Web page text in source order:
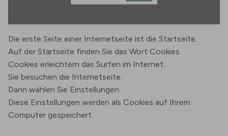
Die erste Seite einer Internetseite ist die Startseite.
Auf der Startseite finden Sie das Wort Cookies.
Cookies erleichtern das Surfen im Internet.
Sie besuchen die Internetseite.
Dann wählen Sie Einstellungen.
Diese Einstellungen werden als Cookies auf Ihrem
Computer gespeichert.